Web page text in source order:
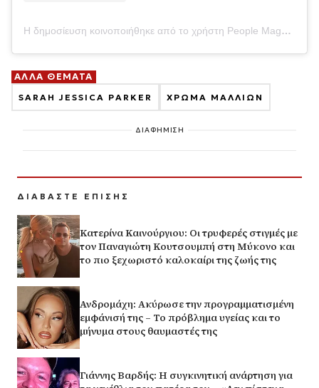
Η δημοσίευση κοινοποιήθηκε από το χρήστη People Magazine (@people)
ΑΛΛΑ ΘΕΜΑΤΑ
SARAH JESSICA PARKER ΧΡΩΜΑ ΜΑΛΛΙΩΝ
ΔΙΑΦΗΜΙΣΗ
ΔΙΑΒΑΣΤΕ ΕΠΙΣΗΣ
Κατερίνα Καινούργιου: Οι τρυφερές στιγμές με
τον Παναγιώτη Κουτσουμπή στη Μύκονο και
το πιο ξεχωριστό καλοκαίρι της ζωής της
Ανδρομάχη: Ακύρωσε την προγραμματισμένη
εμφάνισή της – Το πρόβλημα υγείας και το
μήνυμα στους θαυμαστές της
Γιάννης Βαρδής: Η συγκινητική ανάρτηση για